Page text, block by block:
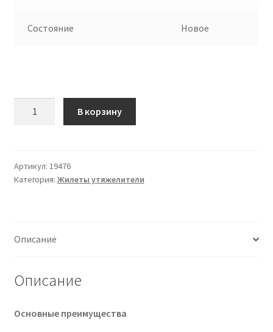
Состояние Новое
1-
10
RUNNER
В корзину
Артикул: 19476
Категория: Жилеты утяжелители
Описание
Описание
Основные преимущества